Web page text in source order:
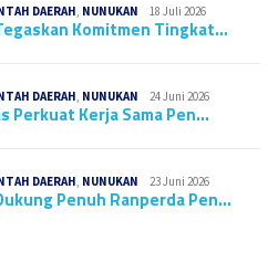
DAERAH, NUNUKAN 18 Juli 2026
Komitmen Tingkat…
DAERAH, NUNUKAN 24 Juni 2026
Perkuat Kerja Sama Pen…
DAERAH, NUNUKAN 23 Juni 2026
Penuh Ranperda Pen…